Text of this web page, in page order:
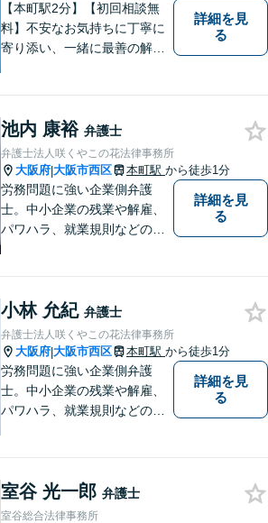
【本町駅2分】【初回相談無
料】不安なお気持ちに丁寧に
寄り添い、一緒に最善の解決
けるよう、誠実にあなたをサ
ポートいたします。【電話相
談も対応可能】
詳細を見
る
池内 康裕 弁護士
弁護士法人咲くやこの花法律事務所
大阪府|大阪市西区 本町駅 から徒歩1分
労務問題に強い企業側弁護
士。中小企業の残業や解雇、
パワハラ、就業規則などの問
詳細を見
る
小林 允紀 弁護士
弁護士法人咲くやこの花法律事務所
大阪府|大阪市西区 本町駅 から徒歩1分
労務問題に強い企業側弁護
士。中小企業の残業や解雇、
パワハラ、就業規則などの問
詳細を見
る
室谷 光一郎 弁護士
室谷総合法律事務所